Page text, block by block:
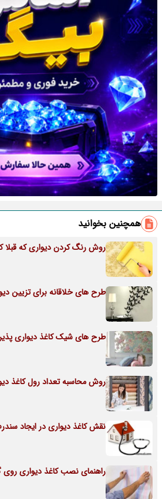
همچنین بخوانید
روش رنگ کردن دیواری که قبلا
طرح های خلاقانه برای تزیین
طرح های شیک کاغذ دیواری
روش محاسبه تعداد رول کاغذ
نقش کاغذ دیواری در ایجاد
راهنمای نصب کاغذ دیواری